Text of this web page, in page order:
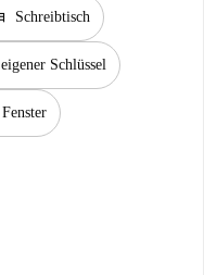
Schreibtisch
eigener Schlüssel
Fenster